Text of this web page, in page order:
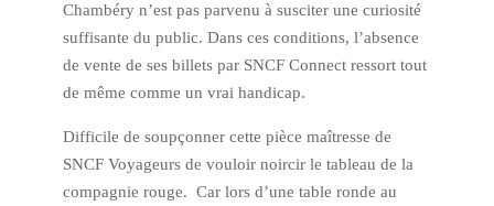
Chambéry n’est pas parvenu à susciter une curiosité
suffisante du public. Dans ces conditions, l’absence
de vente de ses billets par SNCF Connect ressort tout
de même comme un vrai handicap.
Difficile de soupçonner cette pièce maîtresse de
SNCF Voyageurs de vouloir noircir le tableau de la
compagnie rouge. Car lors d’une table ronde au